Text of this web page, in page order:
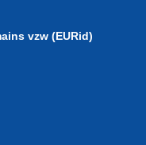
vzw (EURid)